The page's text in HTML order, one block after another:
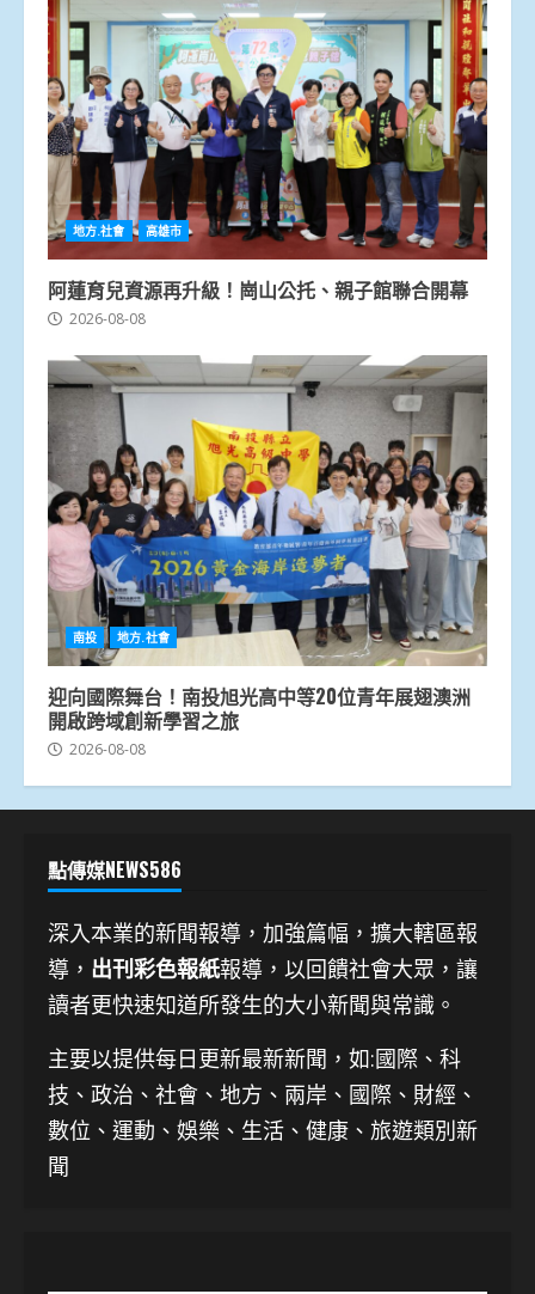
地方.社會 高雄市
阿蓮育兒資源再升級！崗山公托、親子館聯合開幕
2026-08-08
南投 地方.社會
迎向國際舞台！南投旭光高中等20位青年展翅澳洲
開啟跨域創新學習之旅
2026-08-08
點傳媒NEWS586
深入本業的新聞報導，加強篇幅，擴大轄區報
導， 出刊彩色報紙報導，以回饋社會大眾，讓
讀者更快速知道所發生的大小新聞與常識。
主要以提供每日更新最新新聞 ，如:國際、科
技、 政治、社會、地方、兩岸、國際、財經、
數位、運動、娛樂、生活、健康、旅遊類別新
聞